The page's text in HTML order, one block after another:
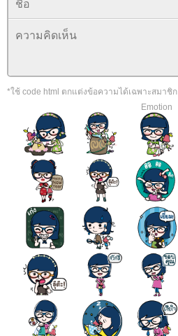
*ใช้ code html ตกแต่งข้อความได้เฉพาะสมาชิก
Emotion